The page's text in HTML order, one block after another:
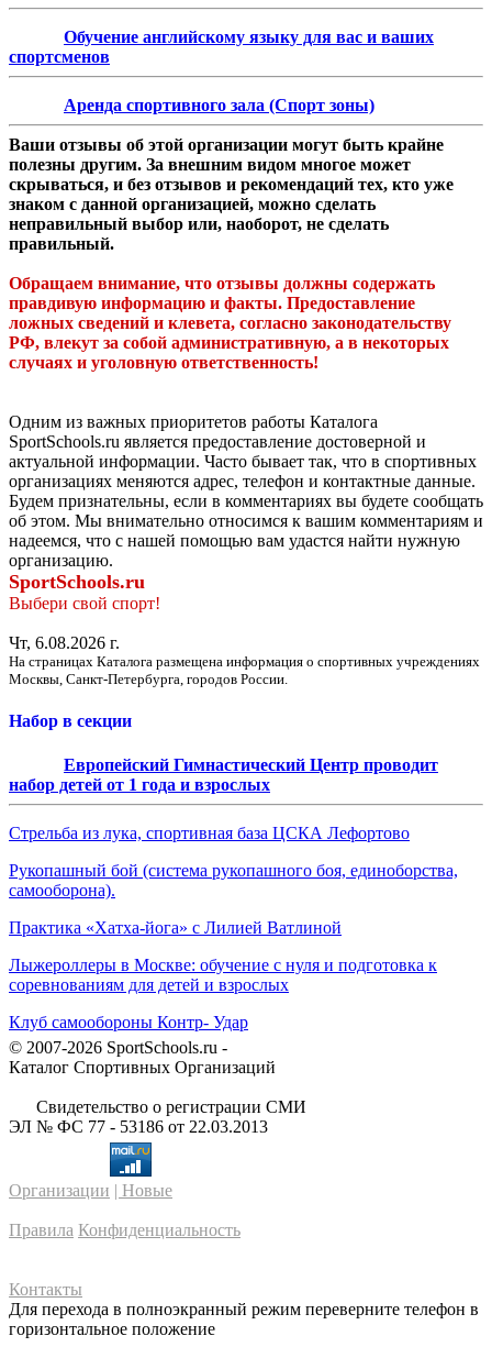
Обучение английскому языку для вас и ваших
спортсменов
Аренда спортивного зала (Спорт зоны)
Ваши отзывы об этой организации могут быть крайне
полезны другим. За внешним видом многое может
скрываться, и без отзывов и рекомендаций тех, кто уже
знаком с данной организацией, можно сделать
неправильный выбор или, наоборот, не сделать
правильный.
Обращаем внимание, что отзывы должны содержать
правдивую информацию и факты. Предоставление
ложных сведений и клевета, согласно законодательству
РФ, влекут за собой административную, а в некоторых
случаях и уголовную ответственность!
Одним из важных приоритетов работы Каталога
SportSchools.ru является предоставление достоверной и
актуальной информации. Часто бывает так, что в спортивных
организациях меняются адрес, телефон и контактные данные.
Будем признательны, если в комментариях вы будете сообщать
об этом. Мы внимательно относимся к вашим комментариям и
надеемся, что с нашей помощью вам удастся найти нужную
организацию.
SportSchools.ru
Выбери свой спорт!
Чт, 6.08.2026 г.
На страницах Каталога размещена информация о спортивных учреждениях
Москвы, Санкт-Петербурга, городов России.
Набор в секции
Европейский Гимнастический Центр проводит
набор детей от 1 года и взрослых
Стрельба из лука, спортивная база ЦСКА Лефортово
Рукопашный бой (система рукопашного боя, единоборства,
самооборона).
Практика «Хатха-йога» с Лилией Ватлиной
Лыжероллеры в Москве: обучение с нуля и подготовка к
соревнованиям для детей и взрослых
Клуб самообороны Контр- Удар
© 2007-2026 SportSchools.ru -
Каталог Спортивных Организаций
Свидетельство о регистрации СМИ
ЭЛ № ФС 77 - 53186 от 22.03.2013
Организации | Новые
Правила Конфиденциальность
Контакты
Для перехода в полноэкранный режим переверните телефон в
горизонтальное положение